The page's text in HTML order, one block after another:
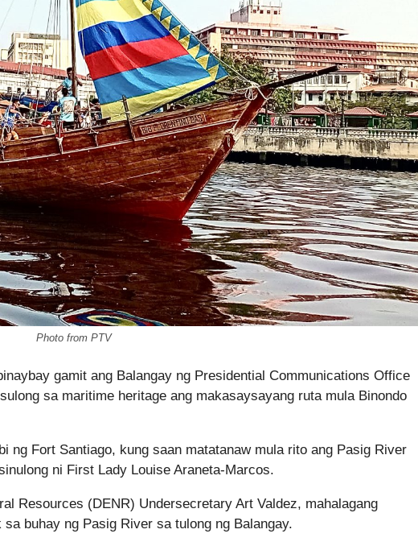
Photo from PTV
gamit ang Balangay ng Presidential Communications Office
sa maritime heritage ang makasaysayang ruta mula Binondo
ng Fort Santiago, kung saan matatanaw mula rito ang Pasig River
ni First Lady Louise Araneta-Marcos.
Resources (DENR) Undersecretary Art Valdez, mahalagang
buhay ng Pasig River sa tulong ng Balangay.